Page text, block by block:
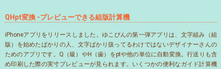
QHpt変換 -プレビューできる組版計算機
iPhoneアプリをリリースしました。ゆこびんの第一弾アプリは、文字組み（組
版）を始めたばかりの人、文字ばかり扱ってるわけではないデザイナーさんの
ためのアプリです。Q（級）やH（歯）をptや他の単位に自動変換。行送りも含
め印刷した際の実寸プレビューが見られます。いくつかの便利なガイド計算機